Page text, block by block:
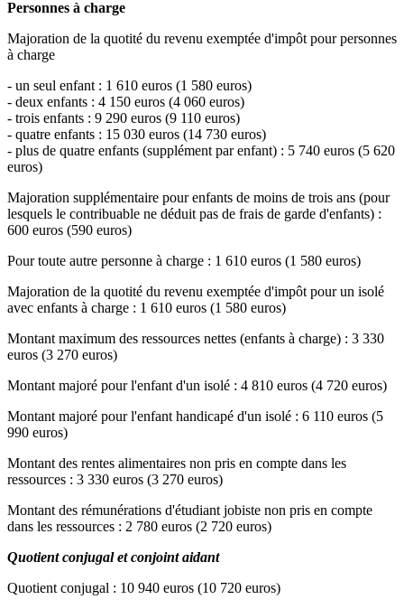
Personnes à charge
Majoration de la quotité du revenu exemptée d'impôt pour personnes
à charge
- un seul enfant : 1 610 euros (1 580 euros)
- deux enfants : 4 150 euros (4 060 euros)
- trois enfants : 9 290 euros (9 110 euros)
- quatre enfants : 15 030 euros (14 730 euros)
- plus de quatre enfants (supplément par enfant) : 5 740 euros (5 620
euros)
Majoration supplémentaire pour enfants de moins de trois ans (pour
lesquels le contribuable ne déduit pas de frais de garde d'enfants) :
600 euros (590 euros)
Pour toute autre personne à charge : 1 610 euros (1 580 euros)
Majoration de la quotité du revenu exemptée d'impôt pour un isolé
avec enfants à charge : 1 610 euros (1 580 euros)
Montant maximum des ressources nettes (enfants à charge) : 3 330
euros (3 270 euros)
Montant majoré pour l'enfant d'un isolé : 4 810 euros (4 720 euros)
Montant majoré pour l'enfant handicapé d'un isolé : 6 110 euros (5
990 euros)
Montant des rentes alimentaires non pris en compte dans les
ressources : 3 330 euros (3 270 euros)
Montant des rémunérations d'étudiant jobiste non pris en compte
dans les ressources : 2 780 euros (2 720 euros)
Quotient conjugal et conjoint aidant
Quotient conjugal : 10 940 euros (10 720 euros)